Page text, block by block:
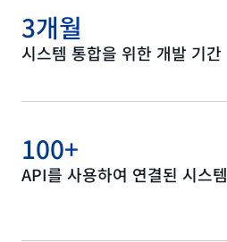
시스템 통합을 위한 개발 기간
3개월
API를 사용하여 연결된 시스템
100+